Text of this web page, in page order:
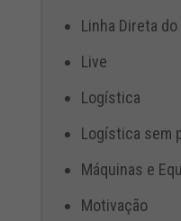
Linha Direta
Live
Logística
Logística sem
Máquinas e
Motivação